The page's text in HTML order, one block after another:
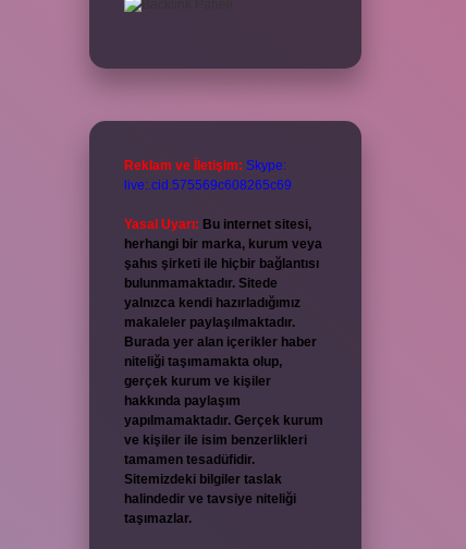
Reklam ve İletişim: Skype:
live:.cid.575569c608265c69
Yasal Uyarı: Bu internet sitesi,
herhangi bir marka, kurum veya
şahıs şirketi ile hiçbir bağlantısı
bulunmamaktadır. Sitede
yalnızca kendi hazırladığımız
makaleler paylaşılmaktadır.
Burada yer alan içerikler haber
niteliği taşımamakta olup,
gerçek kurum ve kişiler
hakkında paylaşım
yapılmamaktadır. Gerçek kurum
ve kişiler ile isim benzerlikleri
tamamen tesadüfidir.
Sitemizdeki bilgiler taslak
halindedir ve tavsiye niteliği
taşımazlar.